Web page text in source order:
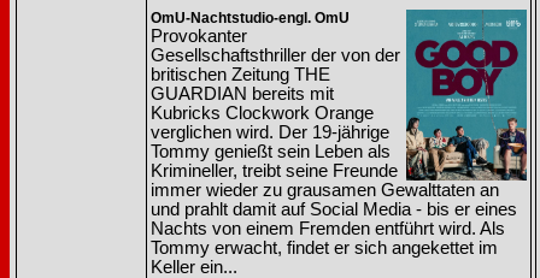
OmU-Nachtstudio-engl. OmU
Provokanter
Gesellschaftsthriller der von der
britischen Zeitung THE
GUARDIAN bereits mit
Kubricks Clockwork Orange
verglichen wird. Der 19-jährige
Tommy genießt sein Leben als
Krimineller, treibt seine Freunde
immer wieder zu grausamen Gewalttaten an
und prahlt damit auf Social Media - bis er eines
Nachts von einem Fremden entführt wird. Als
Tommy erwacht, findet er sich angekettet im
Keller ein...